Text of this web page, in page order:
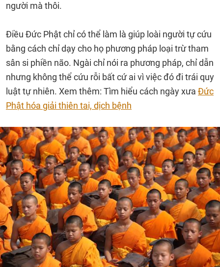
người mà thôi.
Điều Đức Phật chỉ có thể làm là giúp loài người tự cứu
bằng cách chỉ dạy cho họ phương pháp loại trừ tham
sân si phiền não. Ngài chỉ nói ra phương pháp, chỉ dẫn
nhưng không thể cứu rỗi bất cứ ai vì việc đó đi trái quy
luật tự nhiên. Xem thêm: Tìm hiểu cách ngày xưa Đức
Phật hóa giải thiên tai, dịch bệnh